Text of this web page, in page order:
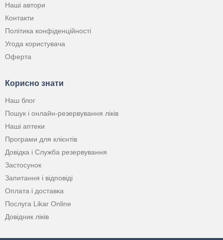
Наші автори
Контакти
Політика конфіденційності
Угода користувача
Оферта
Корисно знати
Наш блог
Пошук і онлайн-резервування ліків
Наші аптеки
Програми для клієнтів
Довідка і Служба резервування
Застосунок
Запитання і відповіді
Оплата і доставка
Послуга Likar Online
Довідник ліків